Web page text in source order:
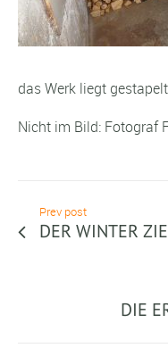
das Werk liegt
Nicht im Bild: Fotograf
Prev post
DER WINTER
DIE